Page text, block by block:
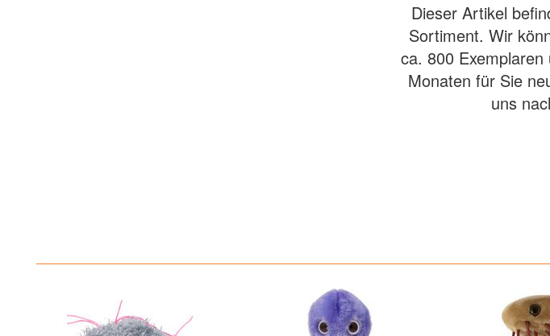
Dieser Artikel
Sortiment. Wir
ca. 800
Monaten für Sie
uns